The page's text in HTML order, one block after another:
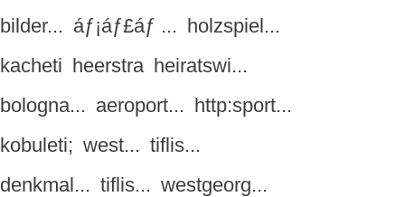
bilder... áƒ¡áƒ£áƒ ... holzspiel...
kacheti heerstra heiratswi...
bologna... aeroport... http:sport...
kobuleti; west... tiflis...
denkmal... tiflis... westgeorg...